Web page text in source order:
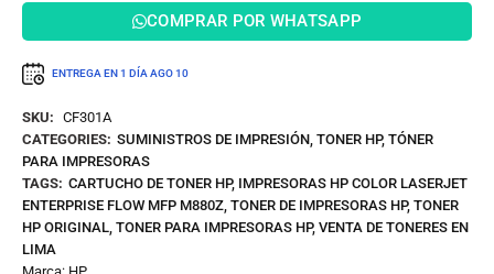
COMPRAR POR WHATSAPP
ENTREGA EN 1 DÍAAGO 10
SKU: CF301A
CATEGORIES: SUMINISTROS DE IMPRESIÓN, TONER HP, TÓNER
PARA IMPRESORAS
TAGS: CARTUCHO DE TONER HP, IMPRESORAS HP COLOR LASERJET
ENTERPRISE FLOW MFP M880Z, TONER DE IMPRESORAS HP, TONER
HP ORIGINAL, TONER PARA IMPRESORAS HP, VENTA DE TONERES EN
LIMA